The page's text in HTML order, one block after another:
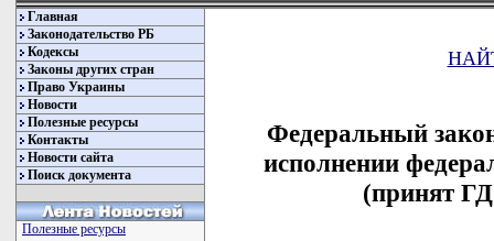
Главная
Законодательство РБ
Кодексы
Законы других стран
Право Украины
Новости
Полезные ресурсы
Контакты
Новости сайта
Поиск документа
Полезные ресурсы
Федеральный
исполнении
(принят